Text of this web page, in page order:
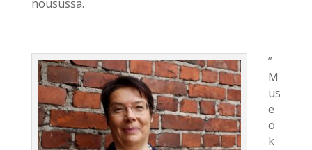
nousussa.
”
M
us
e
o
k